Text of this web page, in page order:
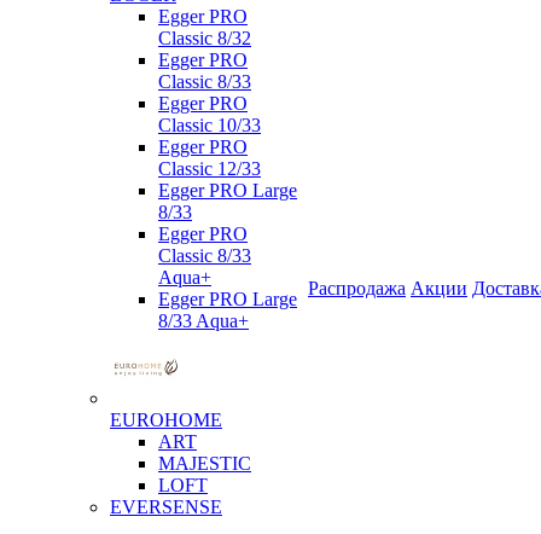
Egger PRO
Classic 8/32
Egger PRO
Classic 8/33
Egger PRO
Classic 10/33
Egger PRO
Classic 12/33
Egger PRO Large
8/33
Egger PRO
Classic 8/33
Aqua+
Egger PRO Large
8/33 Aqua+
EUROHOME
ART
MAJESTIC
LOFT
EVERSENSE
Распродажа Акции